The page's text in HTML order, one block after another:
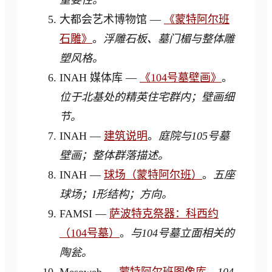
大都会艺术博物馆 —
《蒙特阿尔班
石雕》 。 浮雕石板、墓门楣与整体雕
塑风格。
INAH 媒体库 —
《104号墓壁画》 。
位于北基处的精英住宅群内；壁画细
节。
INAH — 建筑说明。 庭院与105号墓
壁画；整体群落描述。
INAH — 球场（蒙特阿尔班） 。
五座
球场；I形结构；方向。
FAMSI — 萨波特克祭器：科西约
（104号墓） 。 与104号墓立面相关的
陶瓮。